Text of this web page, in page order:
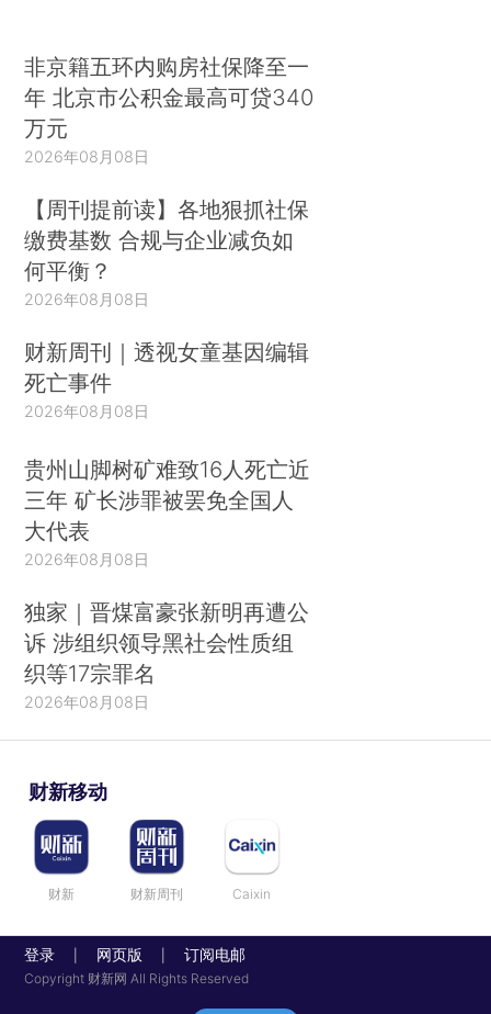
非京籍五环内购房社保降至一
年 北京市公积金最高可贷340
万元
2026年08月08日
【周刊提前读】各地狠抓社保
缴费基数 合规与企业减负如
何平衡？
2026年08月08日
财新周刊｜透视女童基因编辑
死亡事件
2026年08月08日
贵州山脚树矿难致16人死亡近
三年 矿长涉罪被罢免全国人
大代表
2026年08月08日
独家｜晋煤富豪张新明再遭公
诉 涉组织领导黑社会性质组
织等17宗罪名
2026年08月08日
财新移动
财新 财新周刊 Caixin
登录 网页版 订阅电邮
Copyright 财新网 All Rights Reserved